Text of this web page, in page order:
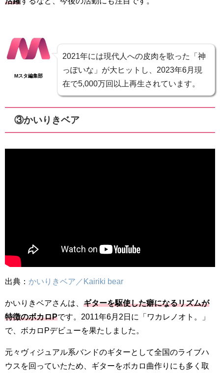
Mスタ編集部
2021年には現代人への皮肉を歌った「神
っぽいな」が大ヒットし、2023年6月現
在で5,000万回以上再生されています。
③かいりきベア
出典： かいりきベア／Kairiki bear
かいりきベアさんは、 ギターを駆使した癖になるリズムが
特徴のボカロPです。2011年6月2日に「ワカレノオト。」
で、ボカロPデビューを果たしました。
元々ヴィジュアル系バンドのギターとして全国のライブハ
ウスを回っていたため、ギターをボカロ曲作りにも多く取